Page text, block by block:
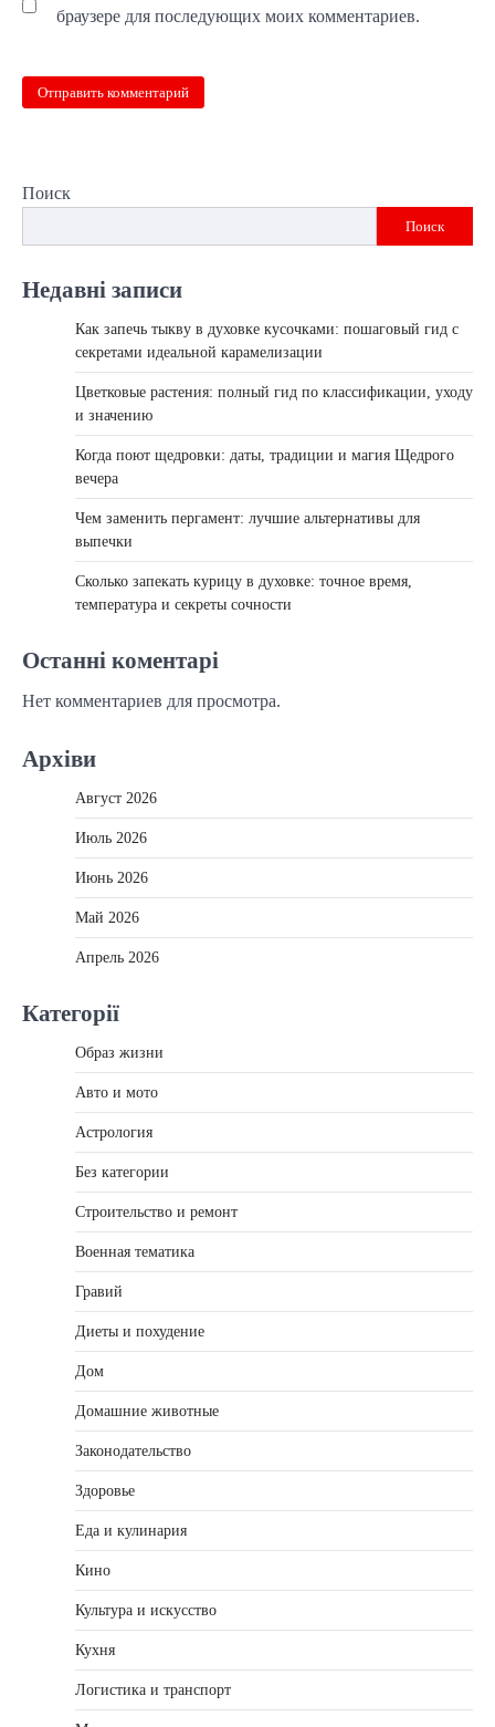
браузере для последующих моих комментариев.
Поиск
Поиск
Недавні записи
Как запечь тыкву в духовке кусочками: пошаговый гид с
секретами идеальной карамелизации
Цветковые растения: полный гид по классификации, уходу
и значению
Когда поют щедровки: даты, традиции и магия Щедрого
вечера
Чем заменить пергамент: лучшие альтернативы для
выпечки
Сколько запекать курицу в духовке: точное время,
температура и секреты сочности
Останні коментарі
Нет комментариев для просмотра.
Архіви
Август 2026
Июль 2026
Июнь 2026
Май 2026
Апрель 2026
Категорії
Образ жизни
Авто и мото
Астрология
Без категории
Строительство и ремонт
Военная тематика
Гравий
Диеты и похудение
Дом
Домашние животные
Законодательство
Здоровье
Еда и кулинария
Кино
Культура и искусство
Кухня
Логистика и транспорт